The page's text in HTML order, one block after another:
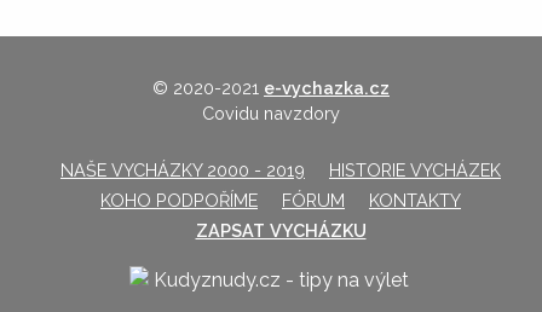
© 2020-2021 e-vychazka.cz
Covidu navzdory
NAŠE VYCHÁZKY 2000 - 2019
HISTORIE VYCHÁZEK
KOHO PODPOŘÍME
FÓRUM
KONTAKTY
ZAPSAT VYCHÁZKU